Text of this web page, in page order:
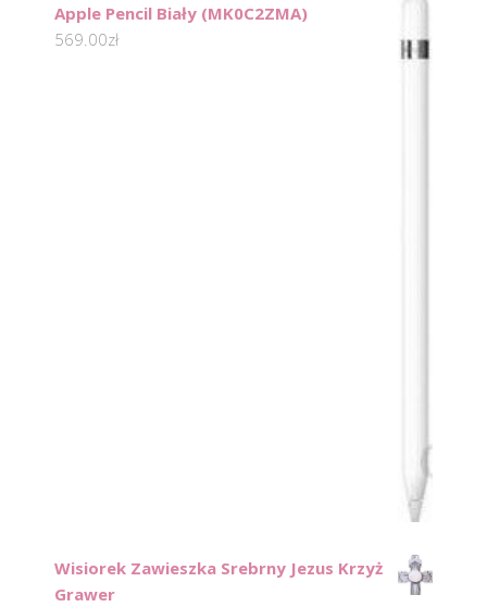
Apple Pencil Biały (MK0C2ZMA)
569.00zł
Wisiorek Zawieszka Srebrny Jezus Krzyż
Grawer